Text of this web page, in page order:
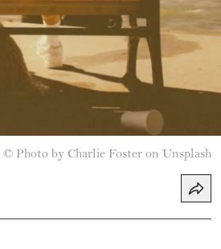
© Photo by Charlie Foster on Unsplash